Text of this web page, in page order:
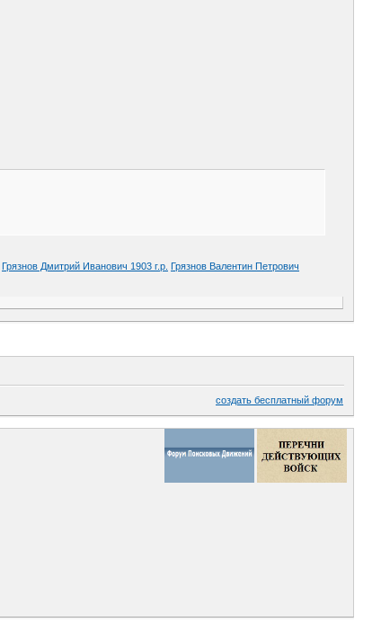
Грязнов Дмитрий Иванович 1903 г.р. Грязнов Валентин Петрович
создать бесплатный форум